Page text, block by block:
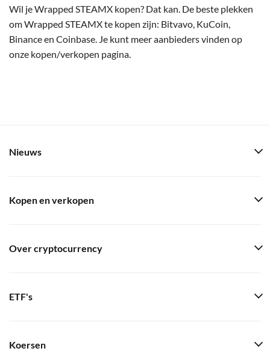
Wil je Wrapped STEAMX kopen? Dat kan. De beste plekken
om Wrapped STEAMX te kopen zijn: Bitvavo, KuCoin,
Binance en Coinbase. Je kunt meer aanbieders vinden op
onze kopen/verkopen pagina.
Nieuws
Kopen en verkopen
Over cryptocurrency
ETF's
Koersen